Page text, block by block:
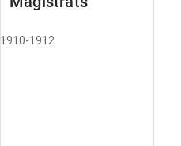
1910-1912